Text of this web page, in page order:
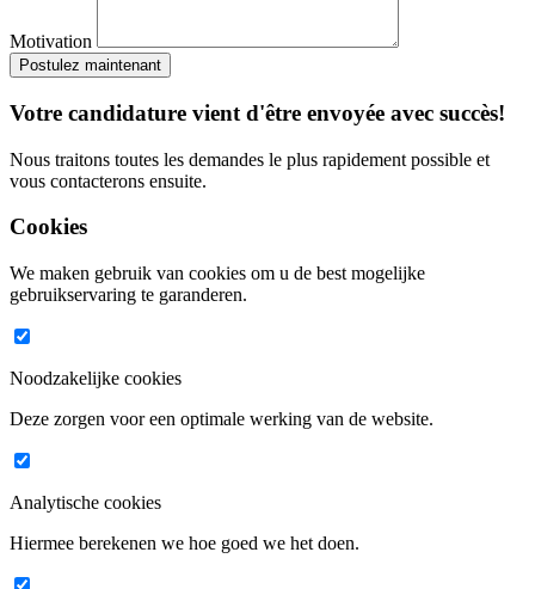
Motivation
Votre candidature vient d'être envoyée avec succès!
Nous traitons toutes les demandes le plus rapidement possible et
vous contacterons ensuite.
Cookies
We maken gebruik van cookies om u de best mogelijke
gebruikservaring te garanderen.
Noodzakelijke cookies
Deze zorgen voor een optimale werking van de website.
Analytische cookies
Hiermee berekenen we hoe goed we het doen.